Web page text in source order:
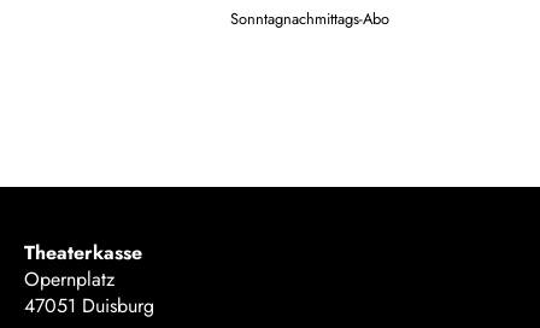
Sonntagnachmittags-Abo
Theaterkasse
Opernplatz
47051 Duisburg